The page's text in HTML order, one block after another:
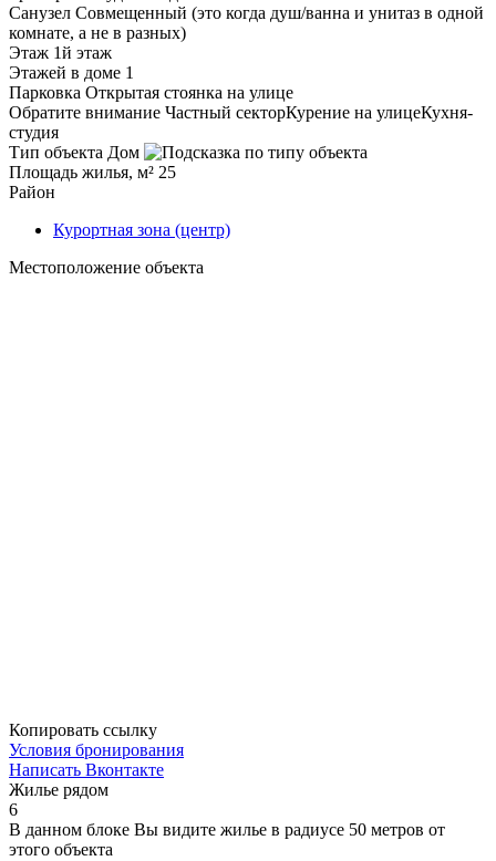
Санузел Совмещенный (это когда душ/ванна и унитаз в одной
комнате, а не в разных)
Этаж 1й этаж
Этажей в доме 1
Парковка Открытая стоянка на улице
Обратите внимание Частный секторКурение на улицеКухня-
студия
Тип объекта Дом
Площадь жилья, м² 25
Район
Курортная зона (центр)
Местоположение объекта
Копировать ссылку
Условия бронирования
Написать Вконтакте
Жилье рядом
6
В данном блоке Вы видите жилье в радиусе 50 метров от
этого объекта